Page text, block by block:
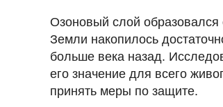
Озоновый слой
Земли накопилось
больше века назад.
его значение для всего
принять меры по защите.